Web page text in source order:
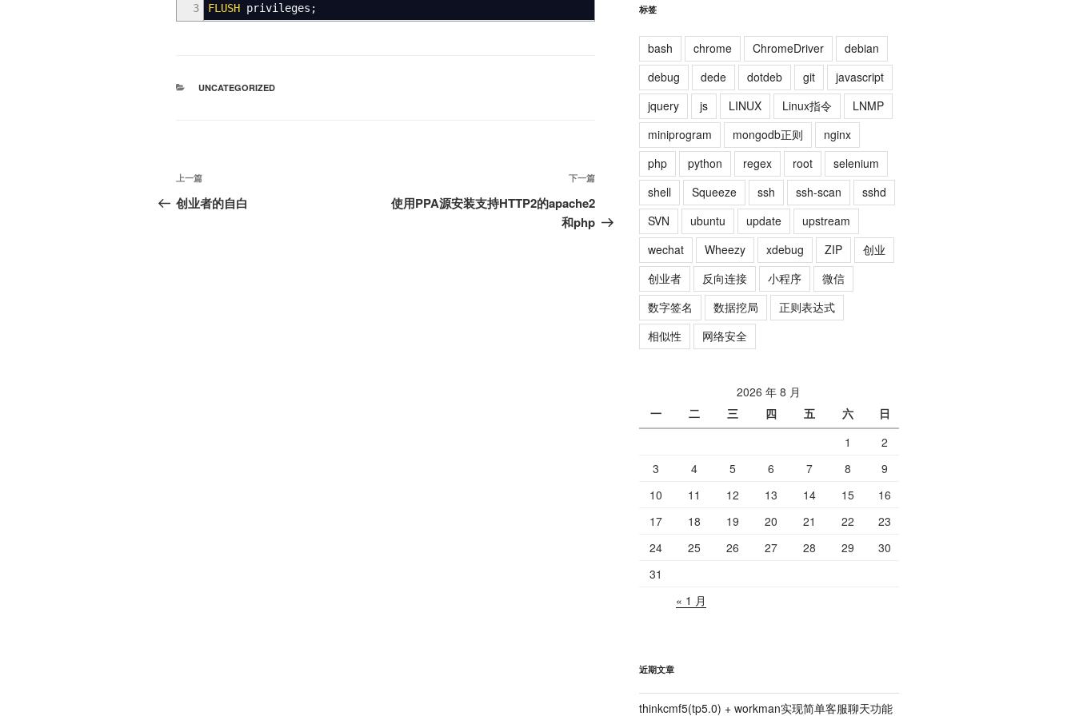
3 FLUSH privileges;
分
UNCATEGORIZED
文
章
上
一
上一篇
创业者的自白
下
一
篇
下一篇
使用PPA源安装支持HTTP2的apache2
和php
标签
bash chrome ChromeDriver
debian
debug
dede dotdeb git
javascript
jquery
js LINUX Linux指令
LNMP
miniprogram
mongodb正则
nginx
php
python regex root
selenium
shell
Squeeze ssh ssh-scan
sshd
SVN
ubuntu update
upstream
wechat
Wheezy xdebug ZIP
创业
创业者
反向连接 小程序
微信
数字签名
数据挖局
正则表达式
相似性
网络安全
2026 年 8 月
一
二 三 四 五 六
日
1
2
3
4 5 6 7 8
9
10
11 12 13 14 15
16
17
18 19 20 21 22
23
24
25 26 27 28 29
30
31
« 1 月
近期文章
thinkcmf5(tp5.0) + workman实现简单客服聊天功能